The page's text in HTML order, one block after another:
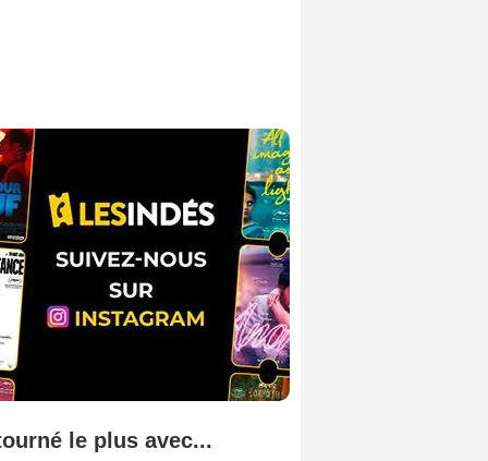
le plus avec...